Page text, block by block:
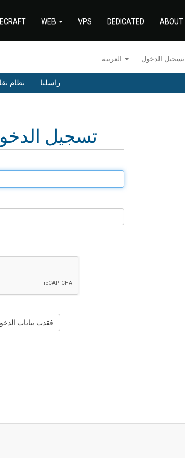
WEB VPS DEDICATED ABOUT
تسجيل الدخول
نظام راسلنا
تسجيل
فقدت بيانات